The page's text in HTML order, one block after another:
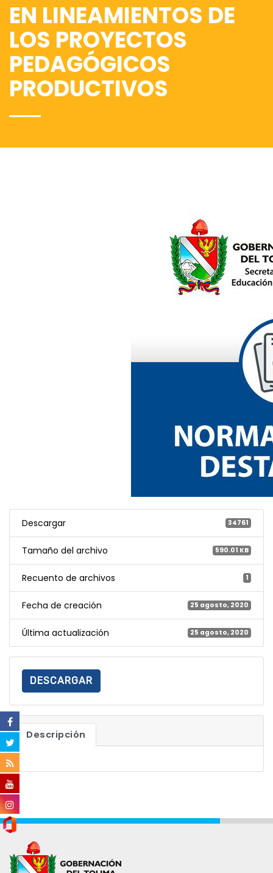
EN LINEAMIENTOS DE
LOS PROYECTOS
PEDAGÓGICOS
PRODUCTIVOS
Descargar 34761
Tamaño del archivo 590.01 KB
Recuento de archivos 1
Fecha de creación 25 agosto, 2020
Última actualización 25 agosto, 2020
DESCARGAR
Descripción